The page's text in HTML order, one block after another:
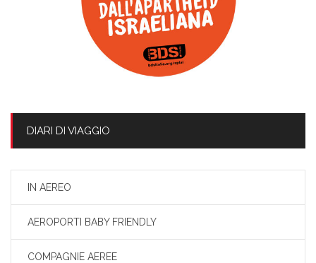
DIARI DI VIAGGIO
IN AEREO
AEROPORTI BABY FRIENDLY
COMPAGNIE AEREE